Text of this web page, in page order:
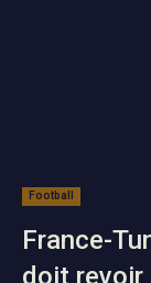
Football
France-
doit revoir